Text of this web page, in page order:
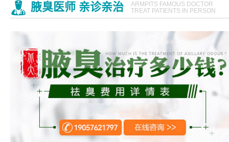
腋臭医师 亲诊亲治
ARMPITS FAMOUS DOCTOR
TREAT PATIENTS IN PERSON